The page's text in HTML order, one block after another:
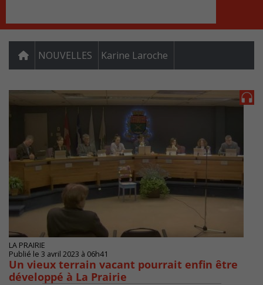
NOUVELLES Karine Laroche
LA PRAIRIE
Publié le 3 avril 2023 à 06h41
Un vieux terrain vacant pourrait enfin être
développé à La Prairie